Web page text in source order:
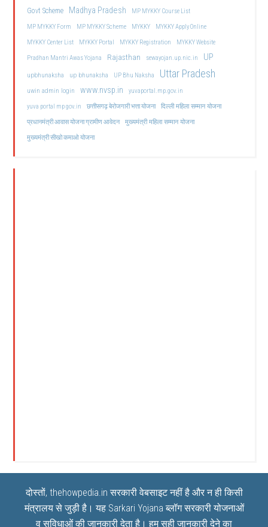
Govt Scheme Madhya Pradesh
MP MYKKY Course List
MP MYKKY Form
MP MYKKY Scheme MYKKY
MYKKY Apply Online
MYKKY Center List
MYKKY Portal MYKKY Registration
MYKKY Website
Pradhan Mantri Awas Yojana
Rajasthan sewayojan.up.nic.in UP
upbhunaksha up bhunaksha UP Bhu Naksha Uttar Pradesh
uwin admin login www.nvsp.in
yuvaportal.mp.gov.in
yuva portal mp gov.in
छत्तीसगढ़ बेरोजगारी भत्ता योजना दिल्ली महिला सम्मान योजना
प्रधानमंत्री आवास योजना ग्रामीण आवेदन मुख्यमंत्री महिला सम्मान योजना
मुख्यमंत्री सीखो कमाओ योजना
दोस्तों, thehowpedia.in सरकारी वेबसाइट नहीं है और न ही किसी
मंत्रालय से जुड़ी है। यह Sarkari Yojana ब्लॉग सरकारी योजनाओं
व सुविधाओं की जानकारी देता है। हम सही जानकारी देने का